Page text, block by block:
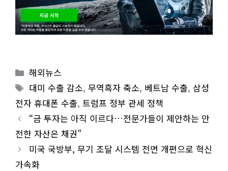
Categories
해외뉴스
Tags
대미 수출 감소,무역흑자 축소, 베트남 수출,삼성
전자 휴대폰 수출, 트럼프 정부 관세 정책
“금 투자는 아직 이르다…전문가들이 제안하는 안
전한 자산은 채권”
미국 국방부, 무기 조달 시스템 전면 개편으로 혁신
가속화